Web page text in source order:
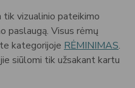
tik vizualinio pateikimo
paslaugą. Visus rėmų
kategorijoje RĖMINIMAS.
siūlomi tik užsakant kartu